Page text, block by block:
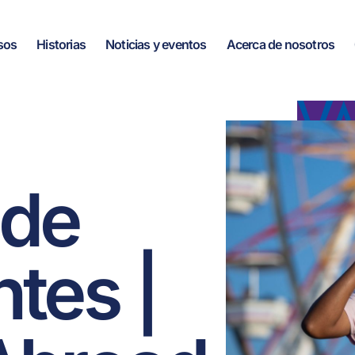
Historias Noticias y eventos Acerca de nosotros
|